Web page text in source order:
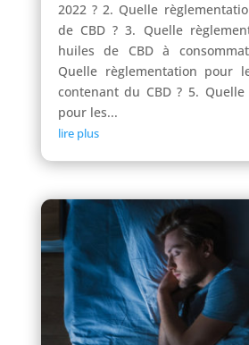
2022 ? 2. Quelle
de CBD ? 3. Quelle
huiles de CBD à
Quelle règlementation pour
contenant du CBD ? 5.
pour les...
lire plus